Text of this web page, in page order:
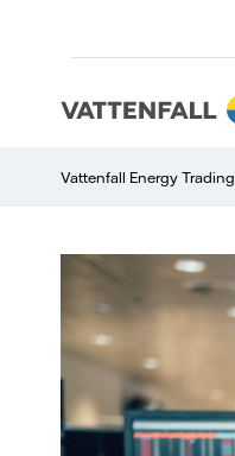
Vattenfall Energy Trading